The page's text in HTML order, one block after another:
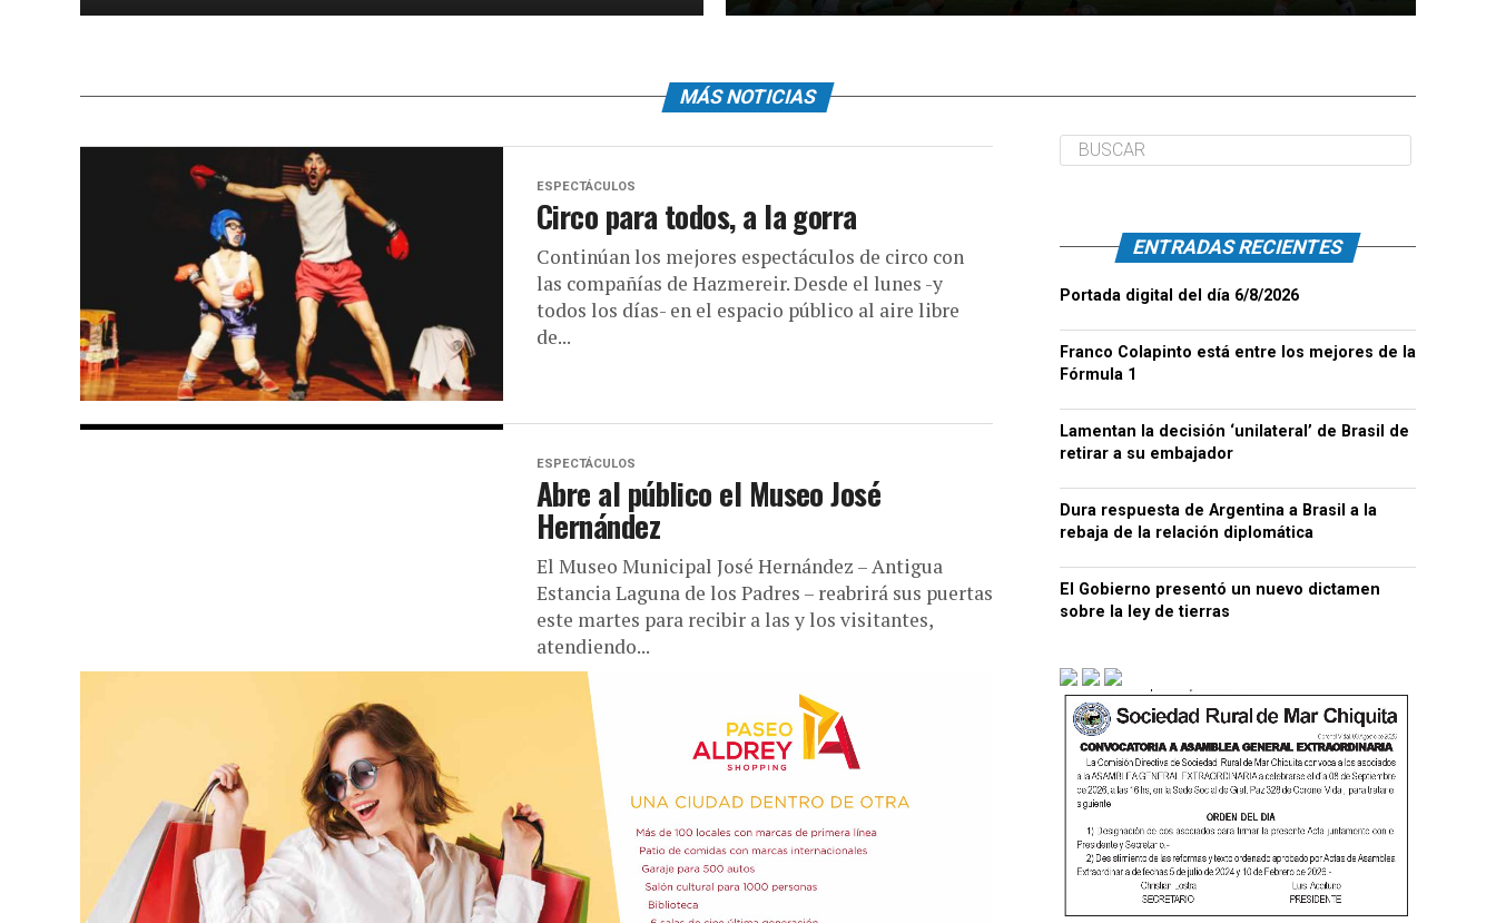
MÁS NOTICIAS
ESPECTÁCULOS
Circo para todos, a la gorra
Continúan los mejores espectáculos de circo con
las compañías de Hazmereir. Desde el lunes -y
todos los días- en el espacio público al aire libre
de...
ESPECTÁCULOS
Abre al público el Museo José
Hernández
El Museo Municipal José Hernández – Antigua
Estancia Laguna de los Padres – reabrirá sus puertas
este martes para recibir a las y los visitantes,
atendiendo...
ENTRADAS RECIENTES
Portada digital del día 6/8/2026
Franco Colapinto está entre los mejores de la
Fórmula 1
Lamentan la decisión ‘unilateral’ de Brasil de
retirar a su embajador
Dura respuesta de Argentina a Brasil a la
rebaja de la relación diplomática
El Gobierno presentó un nuevo dictamen
sobre la ley de tierras